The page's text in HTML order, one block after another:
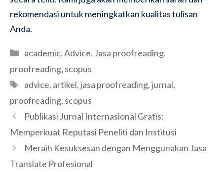
rekomendasi untuk meningkatkan kualitas tulisan
Anda.
Categories
academic,Advice, Jasa proofreading,
proofreading, scopus
Tags
advice, artikel,jasa proofreading,jurnal,
proofreading, scopus
Publikasi Jurnal Internasional Gratis:
Memperkuat Reputasi Peneliti dan Institusi
Meraih Kesuksesan dengan Menggunakan Jasa
Translate Profesional